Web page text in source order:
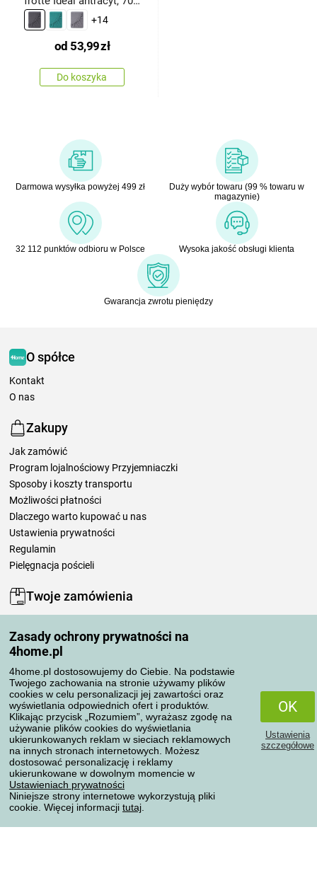
Zasady ochrony prywatności na
4home.pl
4home.pl dostosowujemy do Ciebie. Na podstawie
Twojego zachowania na stronie używamy plików
cookies w celu personalizacji jej zawartości oraz
wyświetlania odpowiednich ofert i produktów.
Klikając przycisk „Rozumiem”, wyrażasz zgodę na
używanie plików cookies do wyświetlania
ukierunkowanych reklam w sieciach reklamowych
na innych stronach internetowych. Możesz
dostosować personalizację i reklamy
ukierunkowane w dowolnym momencie w
Ustawieniach prywatności
Niniejsze strony internetowe wykorzystują pliki
cookie. Więcej informacji tutaj
OK
Ustawienia
szczegółowe
x
+14
od 53,99zł
Do koszyka
Darmowa wysyłka powyżej 499 zł
Duży wybór towaru (99 % towaru w
magazynie)
32 112 punktów odbioru w Polsce Wysoka jakość obsługi klienta
Gwarancja zwrotu pieniędzy
O spółce
Kontakt
O nas
Zakupy
Jak zamówić
Program lojalnościowy Przyjemniaczki
Sposoby i koszty transportu
Możliwości płatności
Dlaczego warto kupować u nas
Ustawienia prywatności
Regulamin
Pielęgnacja pościeli
Twoje zamówienia
Moje zamówienia
Reklamacje
Odstąpienie od umowy
Zasady przetwarzania recenzji
Sposoby transportu
Metody płatności